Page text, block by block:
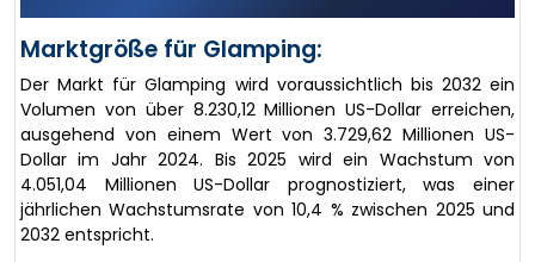
Marktgröße für Glamping:
Der Markt für Glamping wird voraussichtlich bis 2032 ein
Volumen von über 8.230,12 Millionen US-Dollar erreichen,
ausgehend von einem Wert von 3.729,62 Millionen US-
Dollar im Jahr 2024. Bis 2025 wird ein Wachstum von
4.051,04 Millionen US-Dollar prognostiziert, was einer
jährlichen Wachstumsrate von 10,4 % zwischen 2025 und
2032 entspricht.